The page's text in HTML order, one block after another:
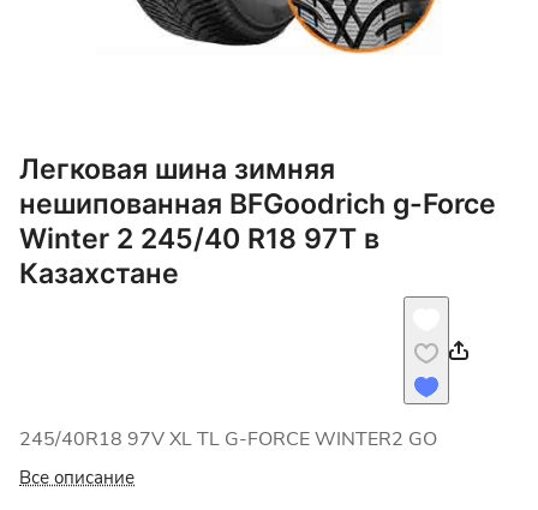
Легковая шина зимняя
нешипованная BFGoodrich g-Force
Winter 2 245/40 R18 97T в
Казахстане
245/40R18 97V XL TL G-FORCE WINTER2 GO
Все описание